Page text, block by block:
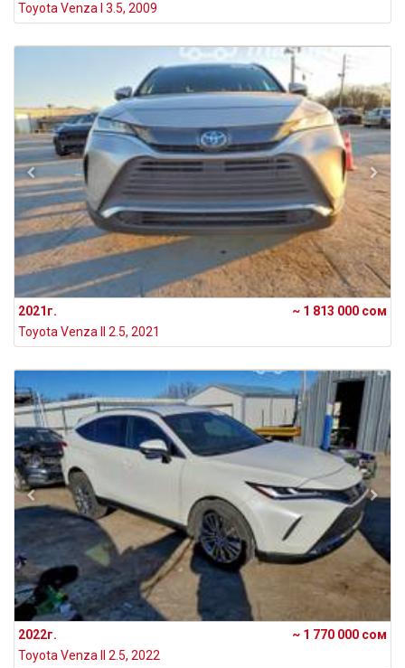
Toyota Venza I 3.5, 2009
2021г.
~ 1 813 000 сом
Toyota Venza II 2.5, 2021
2022г.
~ 1 770 000 сом
Toyota Venza II 2.5, 2022